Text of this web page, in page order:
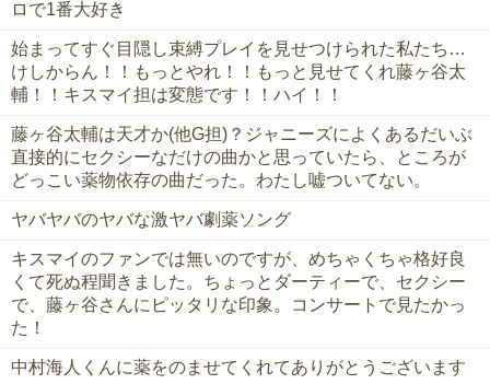
ロで1番大好き
始まってすぐ目隠し束縛プレイを見せつけられた私たち…
けしからん！！もっとやれ！！もっと見せてくれ藤ヶ谷太
輔！！キスマイ担は変態です！！ハイ！！
藤ヶ谷太輔は天才か(他G担)？ジャニーズによくあるだいぶ
直接的にセクシーなだけの曲かと思っていたら、ところが
どっこい薬物依存の曲だった。わたし嘘ついてない。
ヤバヤバのヤバな激ヤバ劇薬ソング
キスマイのファンでは無いのですが、めちゃくちゃ格好良
くて死ぬ程聞きました。ちょっとダーティーで、セクシー
で、藤ヶ谷さんにピッタリな印象。コンサートで見たかっ
た！
中村海人くんに薬をのませてくれてありがとうございます